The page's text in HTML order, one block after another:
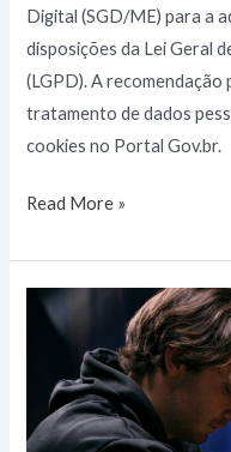
Digital (SGD/ME) para a
disposições da Lei Geral
(LGPD). A
tratamento de dados
cookies no Portal Gov.br.
Read More »
Brasil
país